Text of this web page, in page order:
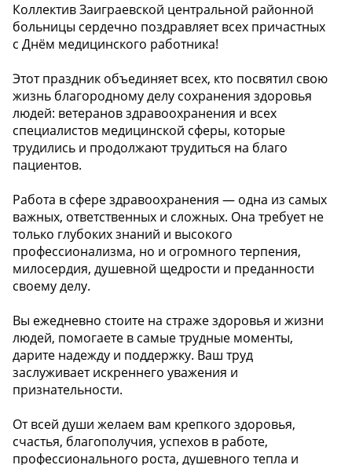
Коллектив Заиграевской центральной районной
больницы сердечно поздравляет всех причастных
с Днём медицинского работника!
Этот праздник объединяет всех, кто посвятил свою
жизнь благородному делу сохранения здоровья
людей: ветеранов здравоохранения и всех
специалистов медицинской сферы, которые
трудились и продолжают трудиться на благо
пациентов.
Работа в сфере здравоохранения — одна из самых
важных, ответственных и сложных. Она требует не
только глубоких знаний и высокого
профессионализма, но и огромного терпения,
милосердия, душевной щедрости и преданности
своему делу.
Вы ежедневно стоите на страже здоровья и жизни
людей, помогаете в самые трудные моменты,
дарите надежду и поддержку. Ваш труд
заслуживает искреннего уважения и
признательности.
От всей души желаем вам крепкого здоровья,
счастья, благополучия, успехов в работе,
профессионального роста, душевного тепла и